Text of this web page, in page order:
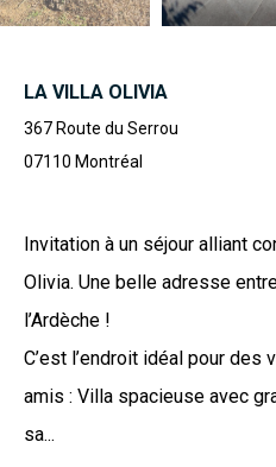
LA VILLA OLIVIA
367 Route du Serrou
07110 Montréal
Invitation à un séjour alliant
Olivia. Une belle adresse
l’Ardèche !
C’est l’endroit idéal pour des
amis : Villa spacieuse avec
sa...